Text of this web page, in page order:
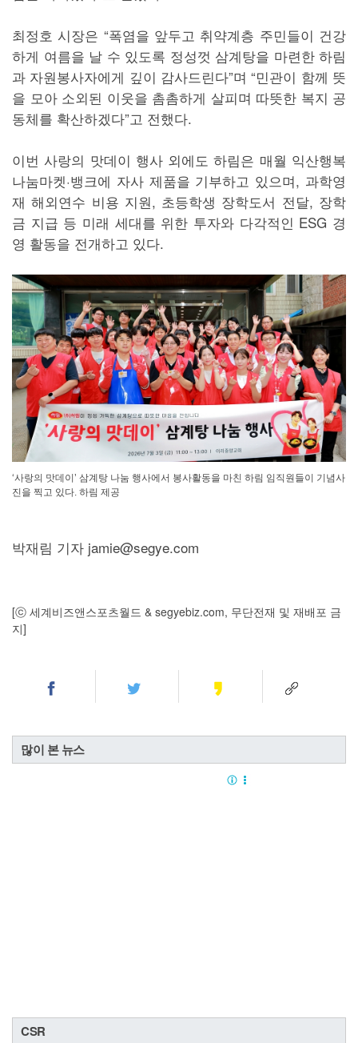
최정호 시장은 “폭염을 앞두고 취약계층 주민들이 건강
하게 여름을 날 수 있도록 정성껏 삼계탕을 마련한 하림
과 자원봉사자에게 깊이 감사드린다”며 “민관이 함께 뜻
을 모아 소외된 이웃을 촘촘하게 살피며 따뜻한 복지 공
동체를 확산하겠다”고 전했다.
이번 사랑의 맛데이 행사 외에도 하림은 매월 익산행복
나눔마켓·뱅크에 자사 제품을 기부하고 있으며, 과학영
재 해외연수 비용 지원, 초등학생 장학도서 전달, 장학
금 지급 등 미래 세대를 위한 투자와 다각적인 ESG 경
영 활동을 전개하고 있다.
‘사랑의 맛데이’ 삼계탕 나눔 행사에서 봉사활동을 마친 하림 임직원들이 기념사
진을 찍고 있다. 하림 제공
박재림 기자 jamie@segye.com
[ⓒ 세계비즈앤스포츠월드 & segyebiz.com, 무단전재 및 재배포 금
지]
많이 본 뉴스
CSR